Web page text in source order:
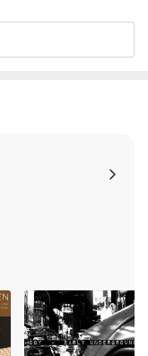
용하여 센터 홀을 조정
반품/교환이 불가합니
날 수 있습니다.
상 차이가 나는 경우도
섞여 얼룩과 번짐, 반점